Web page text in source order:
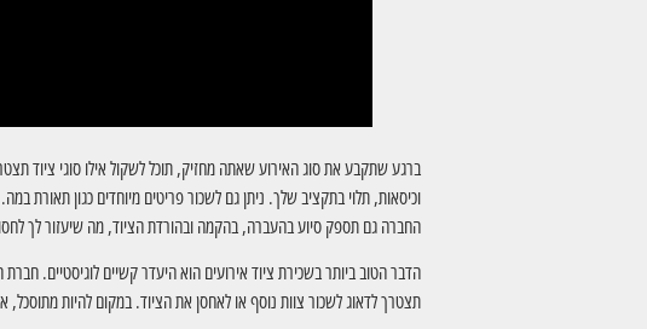
ברגע שתקבע את סוג האירוע שאתה מחזיק, תוכל לשקול אילו סוגי ציוד
וכיסאות, תלוי בתקציב שלך. ניתן גם לשכור פריטים מיוחדים כגון תאורת
החברה גם תספק סיוע בהעברה, בהקמה ובהורדת הציוד, מה שיעזור לך
הדבר הטוב ביותר בשכירת ציוד אירועים הוא היעדר קשיים לוגיסטיים.
תצטרך לדאוג לשכור צוות נוסף או לאחסן את הציוד. במקום להיות מתוסכל,